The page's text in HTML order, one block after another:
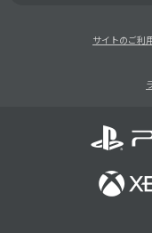
サイトのご利